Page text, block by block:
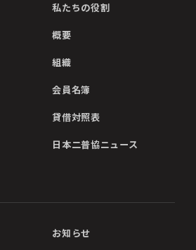
私たちの役割
概要
組織
会員名簿
貸借対照表
日本二普協ニュース
お知らせ